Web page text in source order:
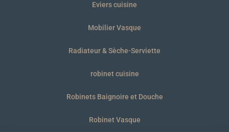
Eviers cuisine
Mobilier Vasque
Radiateur & Sèche-Serviette
robinet cuisine
Robinets Baignoire et Douche
Robinet Vasque